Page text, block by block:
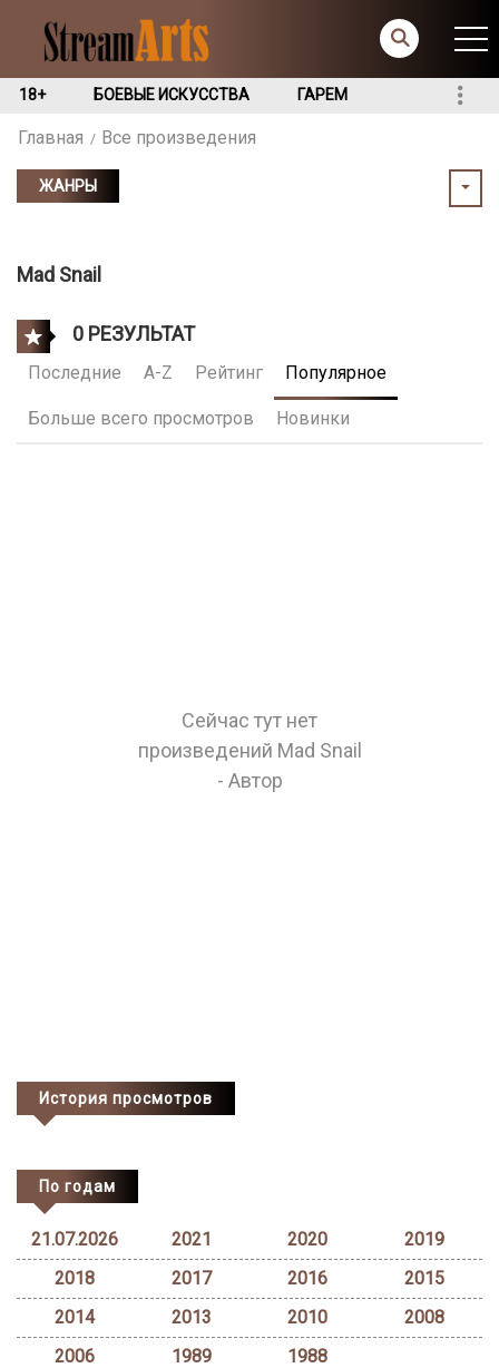
18+ БОЕВЫЕ ИСКУССТВА ГАРЕМ
Главная Все произведения
ЖАНРЫ
Mad Snail
0 РЕЗУЛЬТАТ
Последние A-Z Рейтинг Популярное
Больше всего просмотров Новинки
Сейчас тут нет
произведений Mad Snail
- Автор
История просмотров
По годам
21.07.2026 2021 2020
2019
2018
2017 2016
2015
2014
2013 2010
2008
2006
1989 1988